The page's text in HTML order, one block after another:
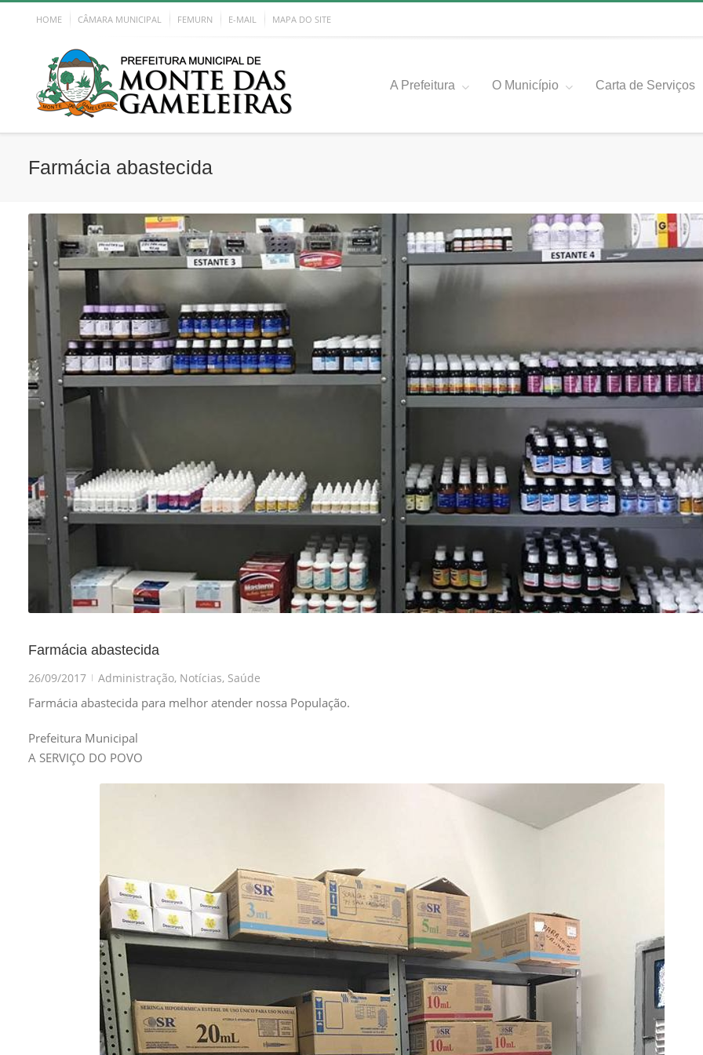
HOME CÂMARA MUNICIPAL FEMURN E-MAIL MAPA DO SITE
A Prefeitura O Município Carta de Serviços
Farmácia abastecida
Farmácia abastecida
26/09/2017 | Administração, Notícias, Saúde
Farmácia abastecida para melhor atender nossa População.
Prefeitura Municipal
A SERVIÇO DO POVO